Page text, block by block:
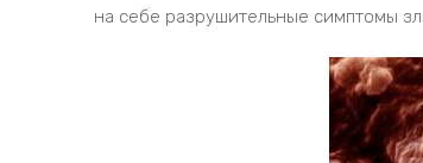
на себе разрушительные симптомы